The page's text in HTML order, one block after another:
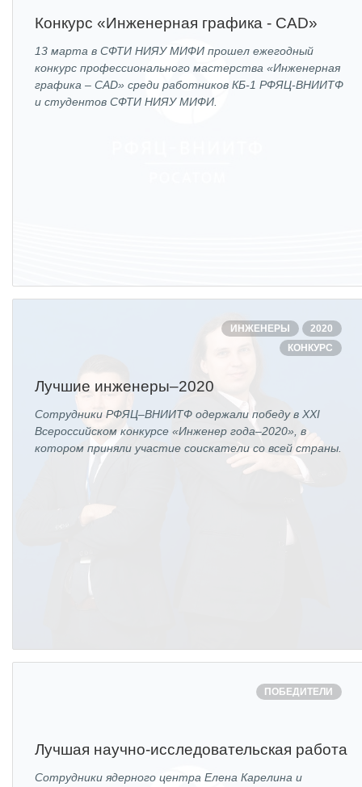
Конкурс «Инженерная графика - CAD»
13 марта в СФТИ НИЯУ МИФИ прошел ежегодный
конкурс профессионального мастерства «Инженерная
графика – CAD» среди работников КБ-1 РФЯЦ-ВНИИТФ
и студентов СФТИ НИЯУ МИФИ.
ИНЖЕНЕРЫ
2020
КОНКУРС
Лучшие инженеры–2020
Сотрудники РФЯЦ–ВНИИТФ одержали победу в XXI
Всероссийском конкурсе «Инженер года–2020», в
котором приняли участие соискатели со всей страны.
ПОБЕДИТЕЛИ
Лучшая научно-исследовательская работа
Сотрудники ядерного центра Елена Карелина и